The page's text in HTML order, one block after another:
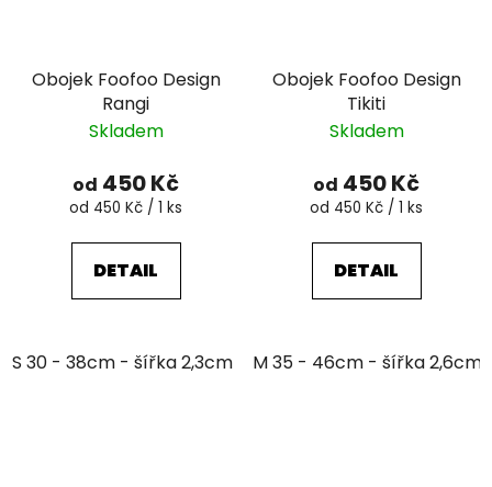
Obojek Foofoo Design
Rangi
Skladem
od 450 Kč
Měrná
od 450 Kč / 1 ks
DETAIL
S 30 - 38cm - šířka 2,3cm M 35 - 46cm - šířka 2,6cm
Obojek Foofoo Design
Tikiti
Skladem
od 450 Kč
Měrná
od 450 Kč / 1 ks
DETAIL
M 35 - 46cm - šířka 2,6cm